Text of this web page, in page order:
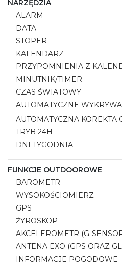
NARZĘDZIA
ALARM
DATA
STOPER
KALENDARZ
PRZYPOMNIENIA Z
MINUTNIK/TIMER
CZAS ŚWIATOWY
AUTOMATYCZNE
AUTOMATYCZNA KOREKTA
TRYB 24H
DNI TYGODNIA
FUNKCJE OUTDOOROWE
BAROMETR
WYSOKOŚCIOMIERZ
GPS
ŻYROSKOP
AKCELEROMETR (G-
ANTENA EXO (GPS ORAZ
INFORMACJE POGODOWE